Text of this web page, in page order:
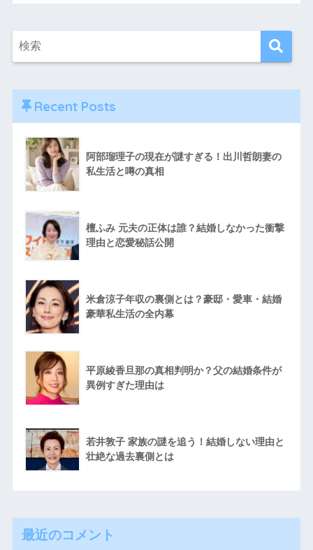
Recent Posts
阿部瑠理子の現在が謎すぎる！出川哲朗妻の
私生活と噂の真相
檀ふみ 元夫の正体は誰？結婚しなかった衝撃
理由と恋愛秘話公開
米倉涼子年収の裏側とは？豪邸・愛車・結婚
豪華私生活の全内幕
平原綾香旦那の真相判明か？父の結婚条件が
異例すぎた理由は
若井敦子 家族の謎を追う！結婚しない理由と
壮絶な過去裏側とは
最近のコメント